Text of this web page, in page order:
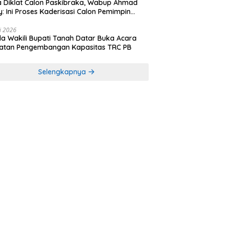
Diklat Calon Paskibraka, Wabup Ahmad
Ini Proses Kaderisasi Calon Pemimpin
2026
Wakili Bupati Tanah Datar Buka Acara
Pengembangan Kapasitas TRC PB
Selengkapnya